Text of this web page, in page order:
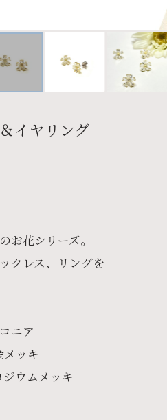
イヤリング
お花シリーズ。
クレス、リングを
ニア
ッキ
ウムメッキ